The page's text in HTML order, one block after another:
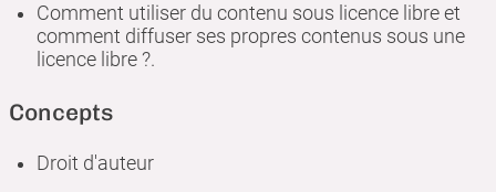
Comment utiliser du contenu sous licence libre et
comment diffuser ses propres contenus sous une
licence libre ?.
Concepts
Droit d'auteur